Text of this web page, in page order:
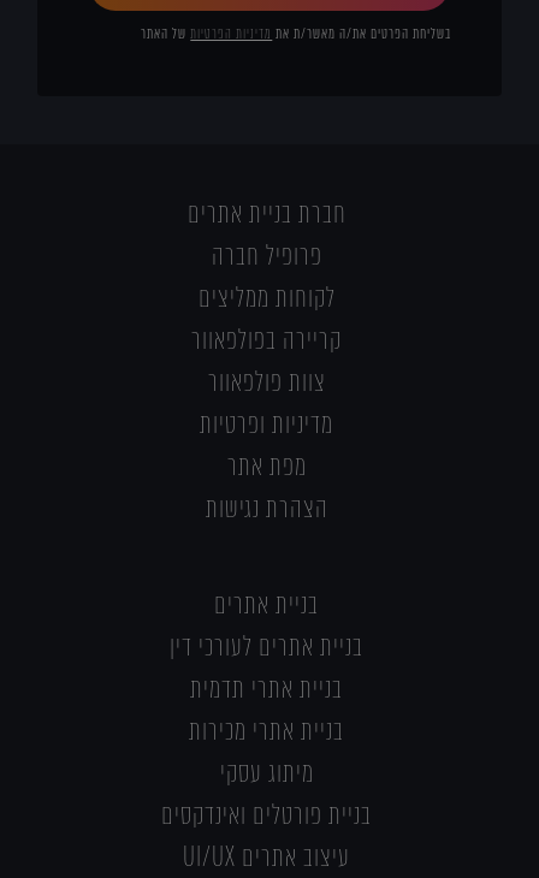
בשליחת הפרטים את/ה מאשר/ת את מדיניות הפרטיותשל האתר
חברת בניית אתרים
פרופיל חברה
לקוחות ממליצים
קריירה בפולפאוור
צוות פולפאוור
מדיניות ופרטיות
מפת אתר
הצהרת נגישות
בניית אתרים
בניית אתרים לעורכי דין
בניית אתרי תדמית
בניית אתרי מכירות
מיתוג עסקי
בניית פורטלים ואינדקסים
עיצוב אתרים UI/UX